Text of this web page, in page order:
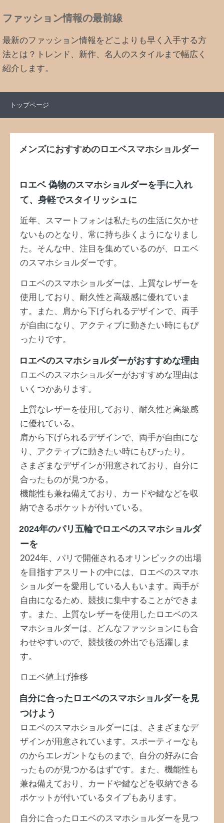
ファッション情報の最前線
最新のファッション情報をどこよりも早く入手する方
法とは？トレンド、新作、名人のスタイルまで幅広く
紹介します。
トップページ
メンズにおすすめのロエベスマホショルダー
ロエベ 偽物のスマホショルダーを手に入れ
て、身軽でスタイリッシュに
近年、スマートフォンは私たちの生活に欠かせ
ないものとなり、常に持ち歩くようになりまし
た。そんな中、注目を集めているのが、ロエベ
のスマホショルダーです。
ロエベのスマホショルダーは、上質なレザーを
使用しており、耐久性と高級感に優れていま
す。また、肩から下げられるデザインで、両手
が自由になり、アクティブに動きたい時にもぴ
ったりです。
ロエベのスマホショルダーがおすすめな理由
ロエベのスマホショルダーがおすすめな理由は
いくつかあります。
上質なレザーを使用しており、耐久性と高級感
に優れている。
肩から下げられるデザインで、両手が自由にな
り、アクティブに動きたい時にもぴったり。
さまざまなデザインが用意されており、自分に
合ったものが見つかる。
機能性も兼ね備えており、カードや鍵などを収
納できるポケットが付いている。
2024年のパリ五輪でロエベのスマホショルダ
ーを
2024年、パリで開催されるオリンピックの出場
を目指すアスリートの中には、ロエベのスマホ
ショルダーを愛用している人もいます。両手が
自由になるため、競技に集中することができま
す。また、上質なレザーを使用したロエベのス
マホショルダーは、どんなファッションにも合
わせやすいので、競技後の外出でも活躍しま
す。
ロエベ値上げ推移
自分に合ったロエベのスマホショルダーを見
つけよう
ロエベのスマホショルダーには、さまざまなデ
ザインが用意されています。スポーティーなも
のからエレガントなものまで、自分の好みに合
ったものが見つかるはずです。また、機能性も
兼ね備えており、カードや鍵などを収納できる
ポケットが付いているタイプもあります。
自分に合ったロエベのスマホショルダーを見つ